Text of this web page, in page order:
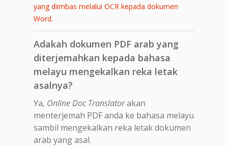
yang diimbas melalui OCR kepada dokumen
Word.
Adakah dokumen PDF arab yang
diterjemahkan kepada bahasa
melayu mengekalkan reka letak
asalnya?
Ya, Online Doc Translatorakan
menterjemah PDF anda ke bahasa melayu
sambil mengekalkan reka letak dokumen
arab yang asal.